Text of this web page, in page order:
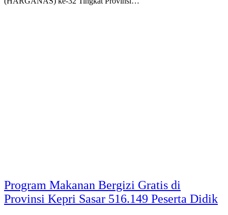
Program Makanan Bergizi Gratis di
Provinsi Kepri Sasar 516.149 Peserta Didik